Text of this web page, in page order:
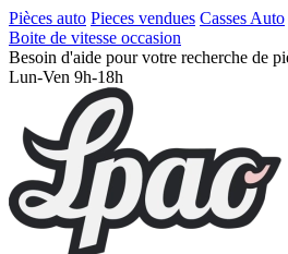
Pièces auto Pieces vendues Casses Auto
Boite de vitesse occasion
Besoin d'aide pour votre recherche de
Lun-Ven 9h-18h